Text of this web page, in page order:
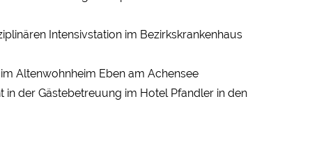
Intensivstation im Bezirkskrankenhaus
Altenwohnheim Eben am Achensee
der Gästebetreuung im Hotel Pfandler in den